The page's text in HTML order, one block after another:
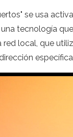
se usa
tecnología
red local, que